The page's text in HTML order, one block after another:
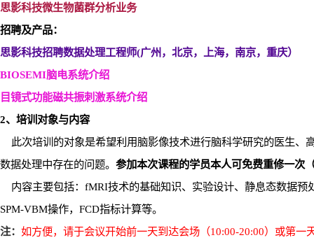
思影科技微生物菌群分析业务
招聘及产品：
思影科技招聘数据处理工程师(广州，北京，上海，南京，重庆）
BIOSEMI脑电系统介绍
目镜式功能磁共振刺激系统介绍
2、培训对象与内容
此次培训的对象是希望利用脑影像技术进行脑科学研究的医生
数据处理中存在的问题。 参加本次课程的学员本人可免费重修一次
内容主要包括： fMRI技术的基础知识、实验设计、静息态数据预
SPM-VBM操作， FCD指标计算等。
注： 如方便，请于会议开始前一天到达会场（10:00-20:00）或第一